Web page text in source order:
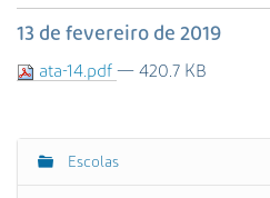
a
v
13 de fevereiro de 2019
ata-14.pdf — 420.7 KB
N
Escolas